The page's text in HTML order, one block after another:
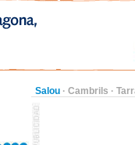
Salou · Cambrils ·